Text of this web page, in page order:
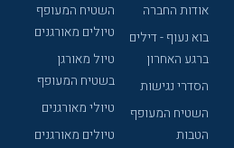
אודות החברה
בוא נעוף - דילים
ברגע האחרון
הסדרי נגישות
השטיח המעופף
הטבות
השטיח המעופף
טיולים מאורגנים
טיול מאורגן
בשטיח המעופף
טיולי מאורגנים
טיולים מאורגנים